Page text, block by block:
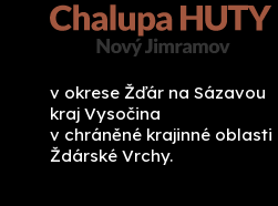
v okrese Žďár na Sázavou
kraj Vysočina
v chráněné krajinné oblasti
Ždárské Vrchy.